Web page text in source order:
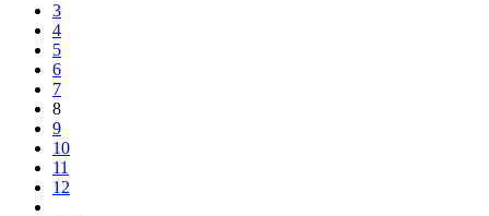
3
4
5
6
7
8
9
10
11
12